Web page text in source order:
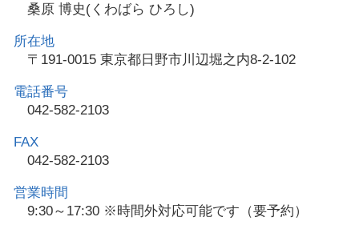
桑原 博史(くわばら ひろし)
所在地
〒191-0015 東京都日野市川辺堀之内8-2-102
電話番号
042-582-2103
FAX
042-582-2103
営業時間
9:30～17:30 ※時間外対応可能です（要予約）